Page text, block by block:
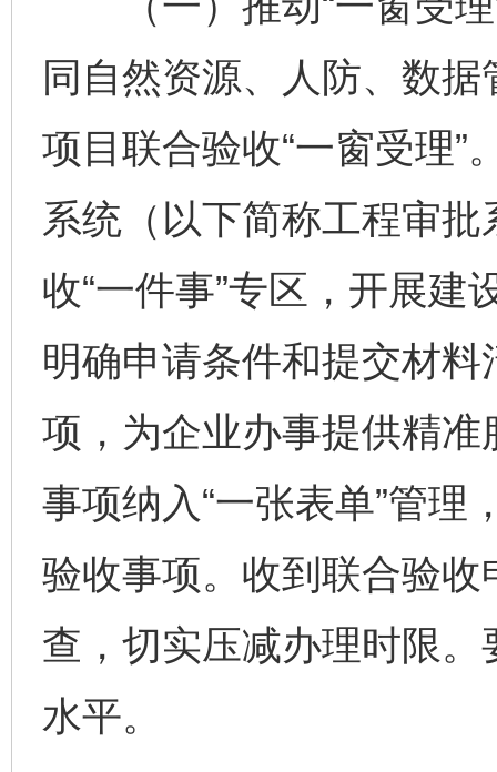
同自然资源、人防、数
项目联合验收“一窗受理”
系统（以下简称工程审
收“一件事”专区，开展
明确申请条件和提交材
项，为企业办事提供精
事项纳入“一张表单”管理
验收事项。收到联合验
查，切实压减办理时限
水平。